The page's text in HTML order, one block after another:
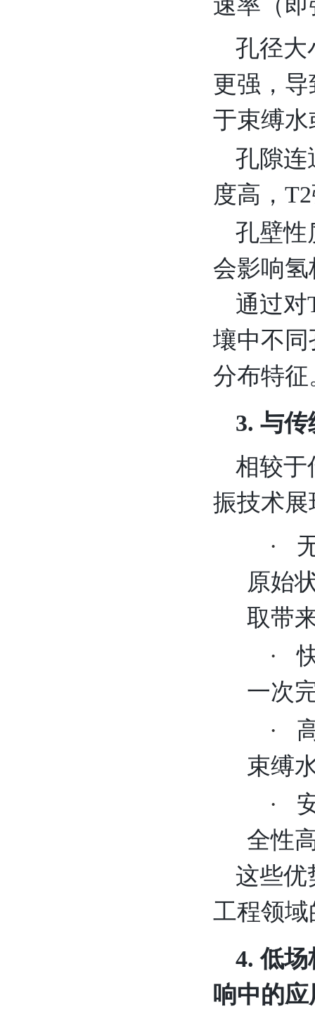
孔径大
更强，
于束缚
孔隙连
度高，
孔壁性
会影响
通过对
壤中不
分布特征
3. 与
相较于
振技术
·
原始
取带
·
一次
·
束缚
·
全性
这些优
工程领
4. 低
响中的应